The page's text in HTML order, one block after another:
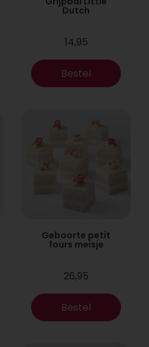
Dutch
14,95
Bestel
Geboorte petit
fours meisje
26,95
Bestel